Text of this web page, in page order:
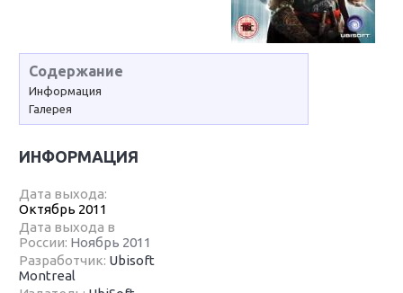
Содержание
Информация
Галерея
ИНФОРМАЦИЯ
Дата выхода:
Октябрь 2011
Дата выхода в
России: Ноябрь 2011
Разработчик: Ubisoft
Montreal